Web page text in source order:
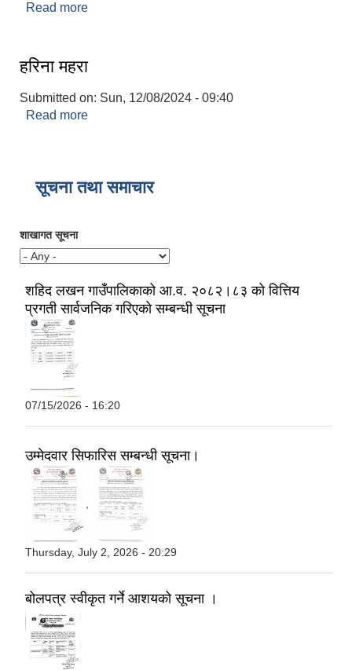
Read more
हरिना महरा
Submitted on: Sun, 12/08/2024 - 09:40
Read more
सूचना तथा समाचार
शाखागत सूचना
शहिद लखन गाउँपालिकाको आ.व. २०८२।८३ को वित्तिय
प्रगती सार्वजनिक गरिएको सम्बन्धी सूचना
07/15/2026 - 16:20
उम्मेदवार सिफारिस सम्बन्धी सूचना।
Thursday, July 2, 2026 - 20:29
बोलपत्र स्वीकृत गर्ने आशयको सूचना ।